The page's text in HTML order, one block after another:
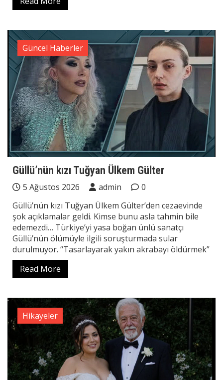
Güncel Haberler
Güllü’nün kızı Tuğyan Ülkem Gülter
5 Ağustos 2026 admin
0
Güllü’nün kızı Tuğyan Ülkem Gülter’den cezaevinde
şok açıklamalar geldi. Kimse bunu asla tahmin bile
edemezdi… Türkiye’yi yasa boğan ünlü sanatçı
Güllü’nün ölümüyle ilgili soruşturmada sular
durulmuyor. “Tasarlayarak yakın akrabayı öldürmek”
Read More
Hikayeler